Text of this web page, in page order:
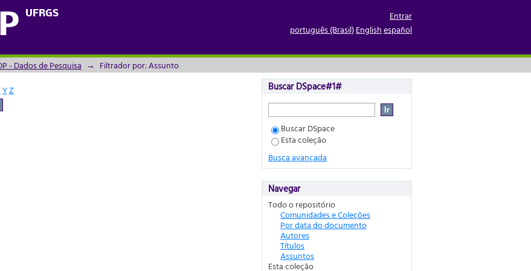
UFRGS
Entrar
português (Brasil)Englishespañol
- Dados de Pesquisa → Filtrador por: Assunto
YZ
Buscar DSpace#1#
Buscar DSpace
Esta coleção
Busca avançada
Navegar
Todo o repositório
Comunidades e Coleções
Por data do documento
Autores
Títulos
Assuntos
Esta coleção